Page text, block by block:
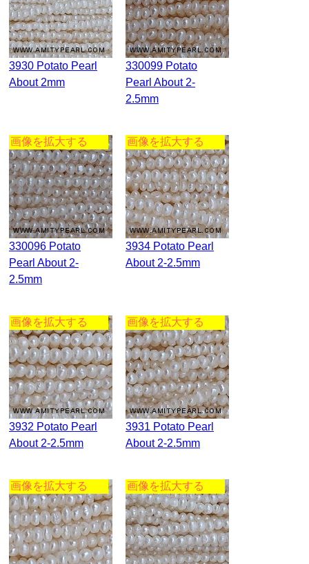
3930 Potato Pearl
About 2mm
330099 Potato
Pearl About 2-
2.5mm
画像を拡大する
330096 Potato
Pearl About 2-
2.5mm
画像を拡大する
3934 Potato Pearl
About 2-2.5mm
画像を拡大する
3932 Potato Pearl
About 2-2.5mm
画像を拡大する
3931 Potato Pearl
About 2-2.5mm
画像を拡大する 画像を拡大する